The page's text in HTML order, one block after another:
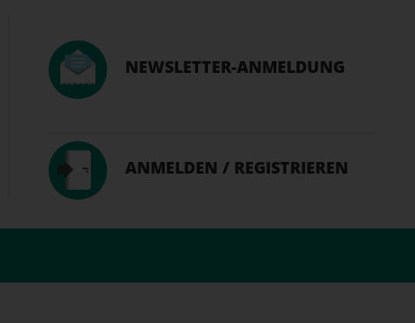
NEWSLETTER-ANMELDUNG
ANMELDEN / REGISTRIEREN